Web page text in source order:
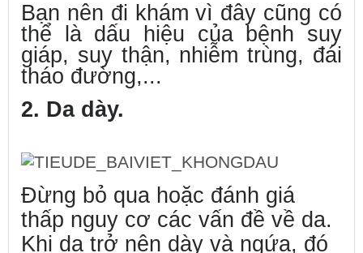
Bạn nên đi khám vì đây cũng có
thể là dấu hiệu của bệnh suy
giáp, suy thận, nhiễm trùng, đái
tháo đường,...
2. Da dày.
Đừng bỏ qua hoặc đánh giá
thấp nguy cơ các vấn đề về da.
Khi da trở nên dày và ngứa, đó